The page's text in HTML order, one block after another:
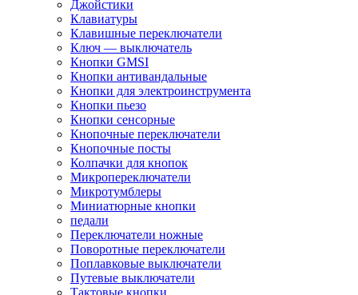
Джойстики
Клавиатуры
Клавишные переключатели
Ключ — выключатель
Кнопки GMSI
Кнопки антивандальные
Кнопки для электроинструмента
Кнопки пьезо
Кнопки сенсорные
Кнопочные переключатели
Кнопочные посты
Колпачки для кнопок
Микропереключатели
Микротумблеры
Миниатюрные кнопки
педали
Переключатели ножные
Поворотные переключатели
Поплавковые выключатели
Путевые выключатели
Тактовые кнопки